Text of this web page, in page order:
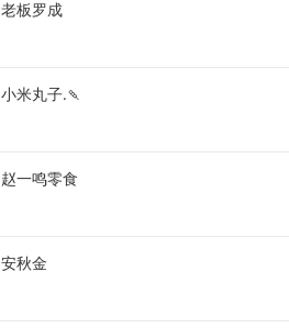
老板罗成
小米丸子.🍡
赵一鸣零食
安秋金